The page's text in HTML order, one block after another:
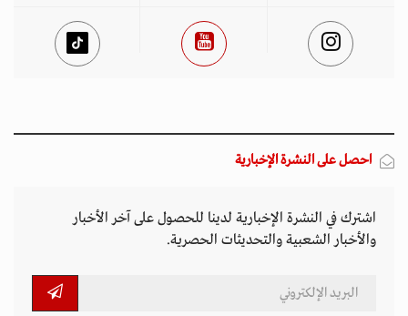
احصل على النشرة الإخبارية
اشترك في النشرة الإخبارية لدينا للحصول على آخر الأخبار
والأخبار الشعبية والتحديثات الحصرية.